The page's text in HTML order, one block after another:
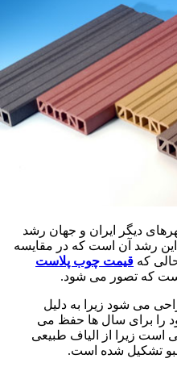
دیگر ایران و جهان رشد
رشد آن است که در مقایسه
کهقیمت چوب پلاست
که تصور می شود.
می شود زیرا به دلیل
را برای سال ها حفظ می
است زیرا از الیاف طبیعی
تشکیل شده است.